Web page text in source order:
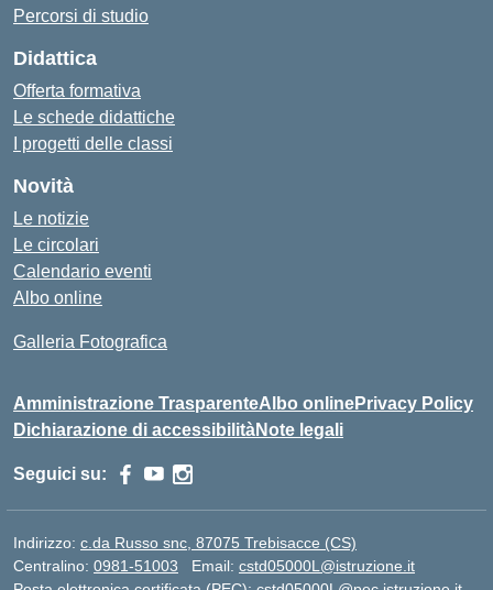
Percorsi di studio
Didattica
Offerta formativa
Le schede didattiche
I progetti delle classi
Novità
Le notizie
Le circolari
Calendario eventi
Albo online
Galleria Fotografica
Amministrazione TrasparenteAlbo onlinePrivacy Policy
Dichiarazione di accessibilitàNote legali
Seguici su:
Indirizzo: c.da Russo snc, 87075 Trebisacce (CS)
Centralino: 0981-51003 Email: cstd05000L@istruzione.it